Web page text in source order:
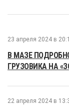
23 апреля 2024 в
В МАЗЕ
ГРУЗОВИКА НА
22 апреля 2024 в